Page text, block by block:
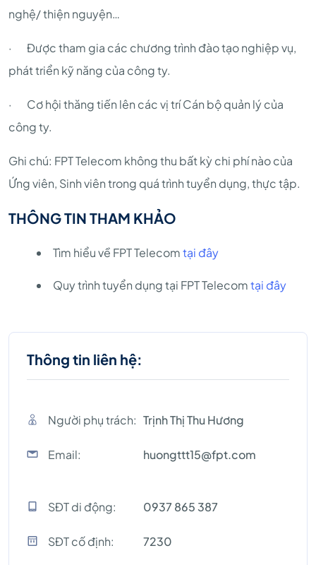
nghệ/ thiện nguyện…
· Được tham gia các chương trình đào tạo nghiệp vụ,
phát triển kỹ năng của công ty.
· Cơ hội thăng tiến lên các vị trí Cán bộ quản lý của
công ty.
Ghi chú: FPT Telecom không thu bất kỳ chi phí nào của
Ứng viên, Sinh viên trong quá trình tuyển dụng, thực tập.
THÔNG TIN THAM KHẢO
Tìm hiểu về FPT Telecomtại đây
Quy trình tuyển dụng tại FPT Telecomtại đây
Thông tin liên hệ:
Người phụ trách: Trịnh Thị Thu Hương
Email: huongttt15@fpt.com
SĐT di động: 0937 865 387
SĐT cố định: 7230